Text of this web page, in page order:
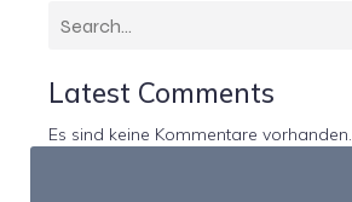
Latest Comments
Es sind keine Kommentare vorhanden.